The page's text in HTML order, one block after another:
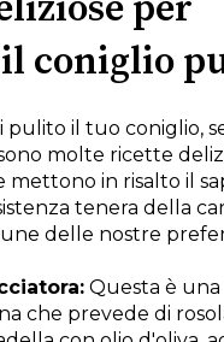
coniglio
pulito il tuo coniglio,
molte ricette
mettono in risalto il
tenera della
delle nostre
Questa è
che prevede di